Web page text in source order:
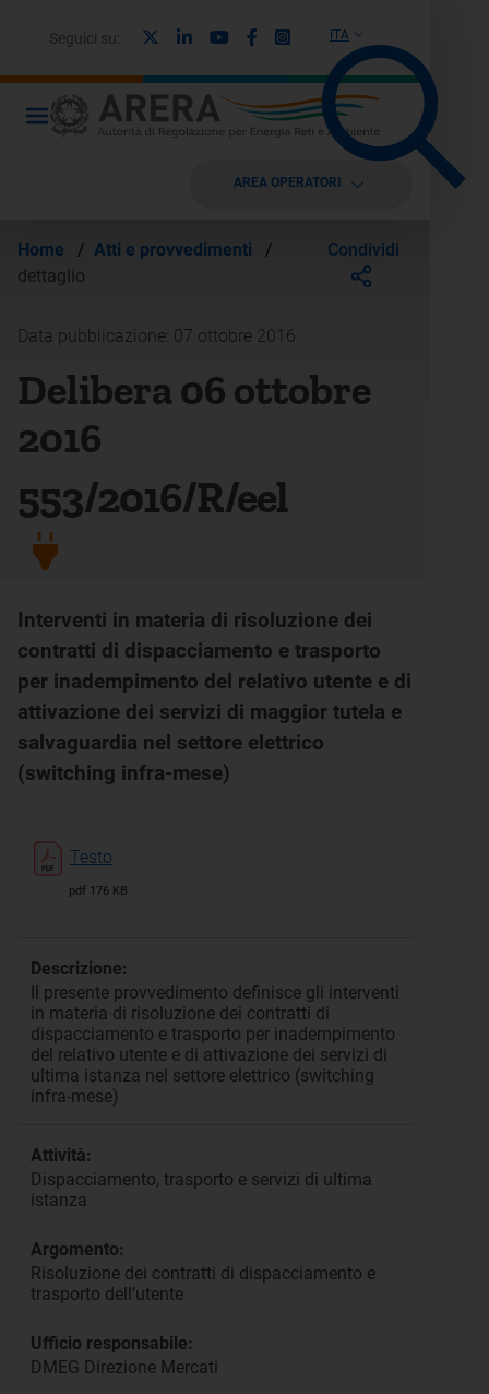
ITA
Seguici su: LinkedinYoutubeFacebook
Instagram
AREA OPERATORI
Home / Atti e provvedimenti
/
dettaglio
Condividi
Data pubblicazione: 07 ottobre 2016
Delibera 06 ottobre
2016
553/2016/R/eel
Interventi in materia di risoluzione dei
contratti di dispacciamento e trasporto
per inadempimento del relativo utente e di
attivazione dei servizi di maggior tutela e
salvaguardia nel settore elettrico
(switching infra-mese)
Testo
pdf 176 KB
Descrizione:
Il presente provvedimento definisce gli interventi
in materia di risoluzione dei contratti di
dispacciamento e trasporto per inadempimento
del relativo utente e di attivazione dei servizi di
ultima istanza nel settore elettrico (switching
infra-mese)
Attività:
Dispacciamento, trasporto e servizi di ultima
istanza
Argomento:
Risoluzione dei contratti di dispacciamento e
trasporto dell’utente
Ufficio responsabile:
DMEG Direzione Mercati